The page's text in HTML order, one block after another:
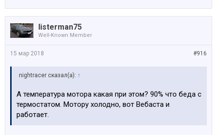
listerman75
Well-Known Member
#916
15 мар 2018
nightracer сказал(а): ↑
А температура мотора какая при этом? 90% что беда с
термостатом. Мотору холодно, вот Вебаста и
работает.